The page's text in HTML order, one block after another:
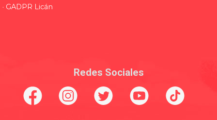
· GADPR Licán
Redes Sociales